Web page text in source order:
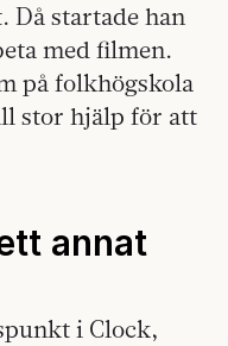
Då startade han
med filmen.
på folkhögskola
stor hjälp för att
annat
i Clock,